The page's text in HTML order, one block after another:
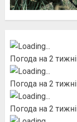
Погода на 2 тижні
Погода на 2 тижні
Погода на 2 тижні